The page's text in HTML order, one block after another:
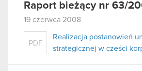
Raport bieżący nr 63/
19 czerwca 2008
PDF
Realizacja postanowień
strategicznej w części